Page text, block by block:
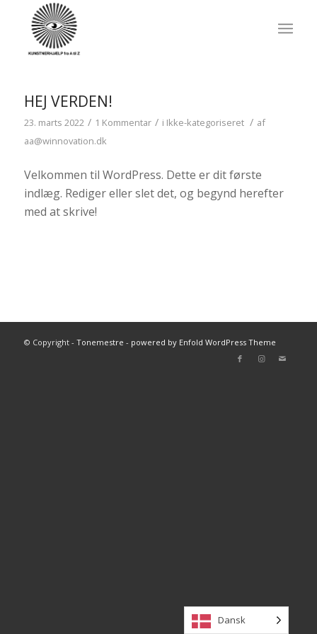
HEJ VERDEN!
23. marts 2022 / 1 Kommentar / i Ikke-kategoriseret / af
aa@winnovation.dk
Velkommen til WordPress. Dette er dit første
indlæg. Rediger eller slet det, og begynd herefter
med at skrive!
© Copyright - Tonemestre - powered by Enfold WordPress Theme
Dansk